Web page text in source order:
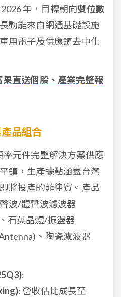
年，目標朝向雙位數
動能來自網通基礎設施
用電子及供應鏈去中化
直送個股、產業完整報
品組合
率元件完整解決方案供應
鎮，生產據點涵蓋台灣
將投產的菲律賓。產品
波/體聲波濾波器
石英晶體/振盪器
、陶瓷濾波器
:
: 營收佔比成長至